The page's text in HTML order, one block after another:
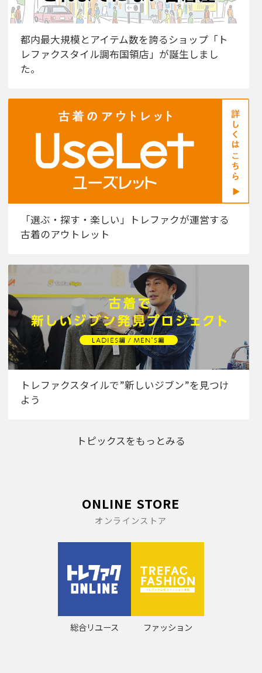
都内最大規模とアイテム数を誇るショップ「ト
レファクスタイル調布国領店」が誕生しまし
た。
「選ぶ・探す・楽しい」トレファクが運営する
古着のアウトレット
トレファクスタイルで”新しいジブン”を見つけ
よう
トピックスをもっとみる
ONLINE STORE
オンラインストア
総合リユース ファッション